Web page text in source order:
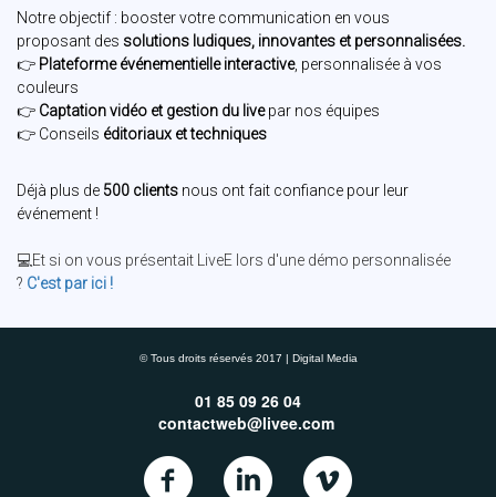
Notre objectif : booster votre communication en vous
proposant des solutions ludiques, innovantes et personnalisées.
👉 Plateforme événementielle interactive, personnalisée à vos
couleurs
👉 Captation vidéo et gestion du livepar nos équipes
👉 Conseils éditoriaux et techniques
Déjà plus de 500 clients nous ont fait confiance pour leur
événement !
💻Et si on vous présentait LiveE lors d'une démo personnalisée
? C'est par ici !
© Tous droits réservés 2017 | Digital Media
01 85 09 26 04
contactweb@livee.com